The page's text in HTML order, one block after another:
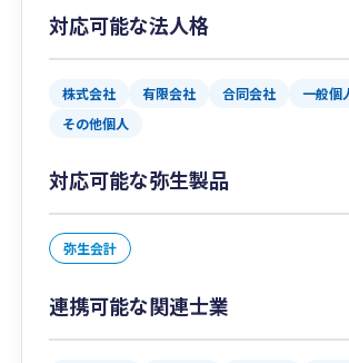
対応可能な法人格
株式会社 有限会社 合同会社
一般個
その他個人
対応可能な弥生製品
弥生会計
連携可能な関連士業